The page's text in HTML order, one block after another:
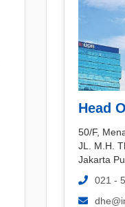
Head
50/F,
JL. M.H.
Jakarta
021 -